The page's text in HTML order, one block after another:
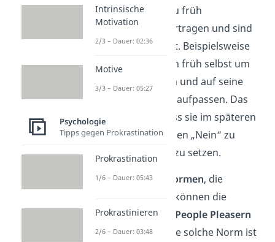
bekommt ein Kind zu früh
Verantwortung
übertragen und sind
dadurch überfordert. Beispielsweise
musste es sich schon früh selbst um
sein Essen kümmern und auf seine
kleinen Geschwister aufpassen. Das
führt dann dazu, dass sie im späteren
Leben Probleme haben „Nein“ zu
sagen und Grenzen zu setzen.
Gesellschaftliche Normen, die
betonen, können die
Harmoniesucht von
People Pleasern
noch verstärken. Eine solche Norm ist
Intrinsische
Motivation
2/3 – Dauer: 02:36
Motive
3/3 – Dauer: 05:27
Psychologie
Tipps gegen Prokrastination
Prokrastination
1/6 – Dauer: 05:43
Prokrastinieren
2/6 – Dauer: 03:48